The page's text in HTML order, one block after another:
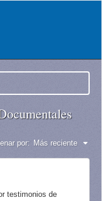
por: Más reciente
testimonios de